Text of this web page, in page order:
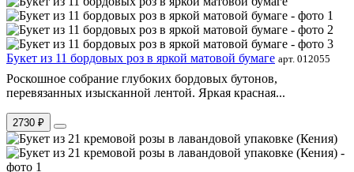
Букет из 11 бордовых роз в яркой матовой бумаге арт. 012055
Роскошное собрание глубоких бордовых бутонов,
перевязанных изысканной лентой. Яркая красная...
2730 ₽